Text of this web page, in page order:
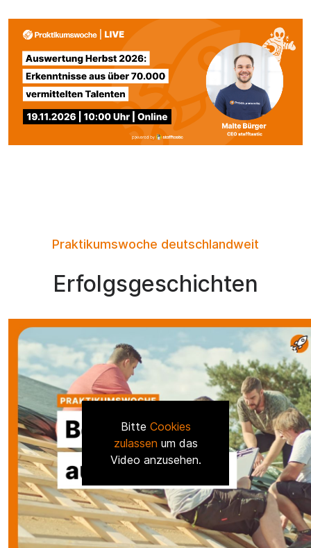
Praktikumswoche deutschlandweit
Erfolgsgeschichten
Bitte Cookies
zulassen um das
Video anzusehen.